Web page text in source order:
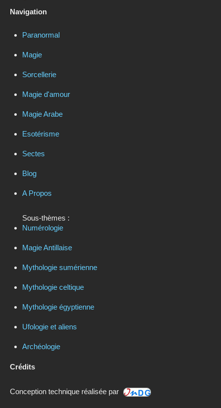
SECTES
BLOG
A PROPOS
Navigation
Paranormal
Magie
Sorcellerie
Magie d'amour
Magie Arabe
Esotérisme
Sectes
Blog
A Propos
Sous-thèmes :
Numérologie
Magie Antillaise
Mythologie sumérienne
Mythologie celtique
Mythologie égyptienne
Ufologie et aliens
Archéologie
Crédits
Conception technique réalisée par